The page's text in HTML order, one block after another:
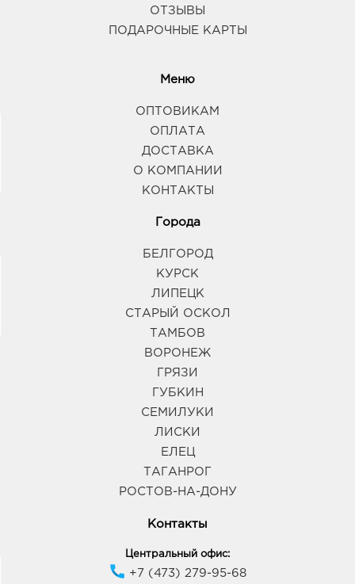
ОТЗЫВЫ
ПОДАРОЧНЫЕ КАРТЫ
Меню
ОПТОВИКАМ
ОПЛАТА
ДОСТАВКА
О КОМПАНИИ
КОНТАКТЫ
Города
БЕЛГОРОД
КУРСК
ЛИПЕЦК
СТАРЫЙ ОСКОЛ
ТАМБОВ
ВОРОНЕЖ
ГРЯЗИ
ГУБКИН
СЕМИЛУКИ
ЛИСКИ
ЕЛЕЦ
ТАГАНРОГ
РОСТОВ-НА-ДОНУ
Контакты
Центральный офис:
+7 (473) 279-95-68